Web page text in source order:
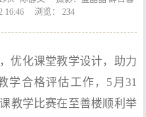
16:46 浏览： 234
优化课堂教学设计，助力
学合格评估工作，5月31
教学比赛在至善楼顺利举